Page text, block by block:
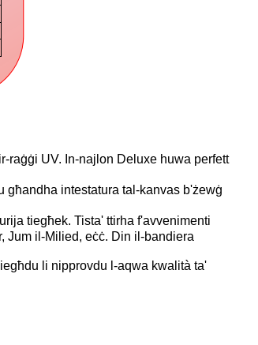
raġġi UV. In-najlon Deluxe huwa perfett
għandha intestatura tal-kanvas b'żewġ
tiegħek. Tista' ttirha f'avvenimenti
Jum il-Milied, eċċ. Din il-bandiera
li nipprovdu l-aqwa kwalità ta'